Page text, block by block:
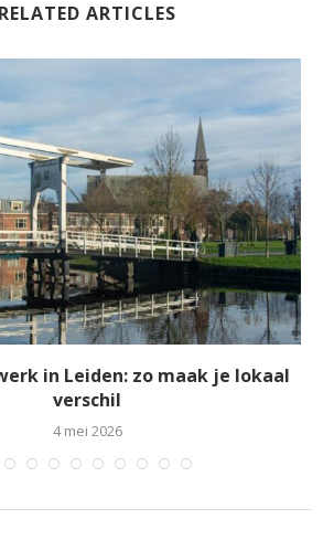
RELATED ARTICLES
in Leiden: zo maak je lokaal
verschil
4 mei 2026